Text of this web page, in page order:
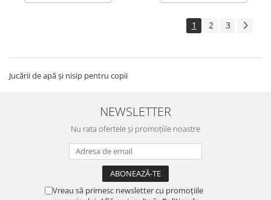
1 2 3
Jucării de apă și nisip pentru copii
NEWSLETTER
Nu rata ofertele și promoțiile noastre
Vreau să primesc newsletter cu promoțiile